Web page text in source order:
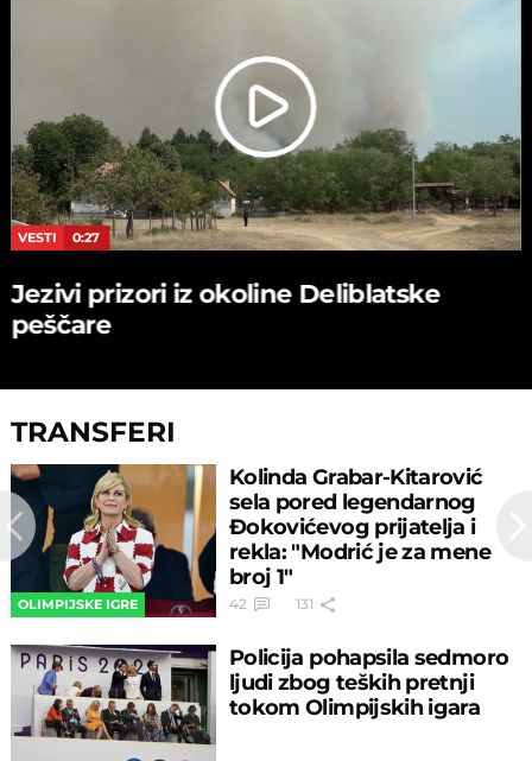
VESTI 0:27
Jezivi prizori iz okoline Deliblatske
peščare
TRANSFERI
OLIMPIJSKE IGRE
Kolinda Grabar-Kitarović
sela pored legendarnog
Đokovićevog prijatelja i
rekla: "Modrić je za mene
broj 1"
42 131
Policija pohapsila sedmoro
ljudi zbog teških pretnji
tokom Olimpijskih igara